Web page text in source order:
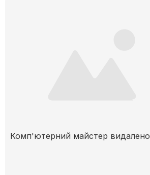
Комп'ютерний майстер видалено